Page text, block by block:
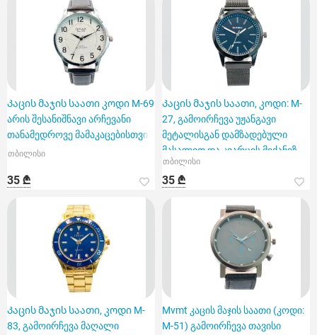
Კაცის მაჯის საათი კოდი M-69
არის შესანიშნავი არჩევანი
თანამედროვე მამაკაცებისთვის
თბილისი
35 ₾
Კაცის მაჯის საათი, კოდი: M-
27, გამოირჩევა უჟანგავი
მეტალისგან დამზადებული
მასალით და კვარცის მექანიზ
თბილისი
35 ₾
Კაცის მაჯის საათი, კოდი M-
83, გამოირჩევა მაღალი
Mvmt კაცის მაჯის საათი (კოდი:
M-51) გამოირჩევა თავისი